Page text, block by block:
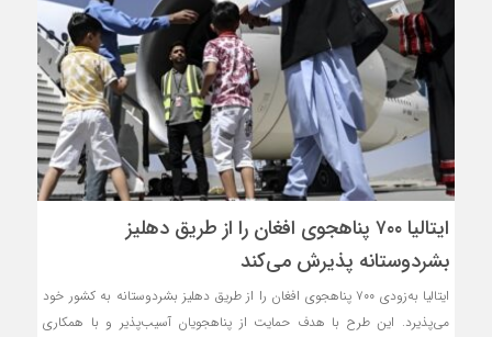
ایتالیا ۷۰۰ پناهجوی افغان را از طریق دهلیز
بشردوستانه پذیرش می‌کند
ایتالیا به‌زودی ۷۰۰ پناهجوی افغان را از طریق دهلیز بشردوستانه به کشور خود
می‌پذیرد. این طرح با هدف حمایت از پناهجویان آسیب‌پذیر و با همکاری